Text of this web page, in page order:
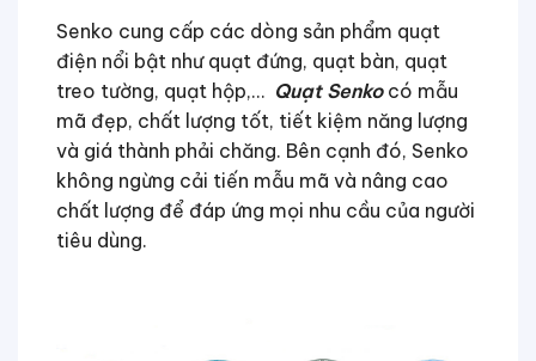
Senko cung cấp các dòng sản phẩm quạt
điện nổi bật như quạt đứng, quạt bàn, quạt
treo tường, quạt hộp,… Quạt Senkocó mẫu
mã đẹp, chất lượng tốt, tiết kiệm năng lượng
và giá thành phải chăng. Bên cạnh đó, Senko
không ngừng cải tiến mẫu mã và nâng cao
chất lượng để đáp ứng mọi nhu cầu của người
tiêu dùng.